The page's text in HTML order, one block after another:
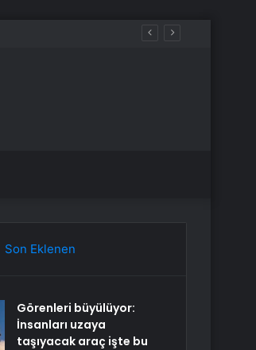
Son Eklenen
Görenleri büyülüyor:
İnsanları uzaya
taşıyacak araç işte bu